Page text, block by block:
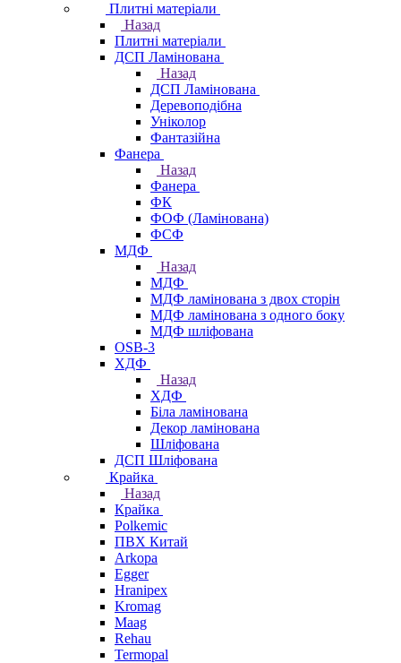
Плитні матеріали
Назад
Плитні матеріали
ДСП Ламінована
Назад
ДСП Ламінована
Деревоподібна
Уніколор
Фантазійна
Фанера
Назад
Фанера
ФК
ФОФ (Ламінована)
ФСФ
МДФ
Назад
МДФ
МДФ ламінована з двох сторін
МДФ ламінована з одного боку
МДФ шліфована
OSB-3
ХДФ
Назад
ХДФ
Біла ламінована
Декор ламінована
Шліфована
ДСП Шліфована
Крайка
Назад
Крайка
Polkemic
ПВХ Китай
Arkopa
Egger
Hranipex
Kromag
Maag
Rehau
Termopal